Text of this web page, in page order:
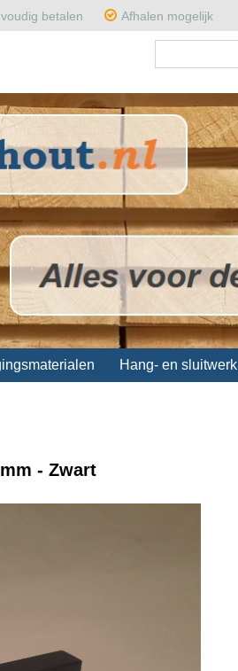
betalen Afhalen mogelijk
Hang- en sluitwerk
- Zwart